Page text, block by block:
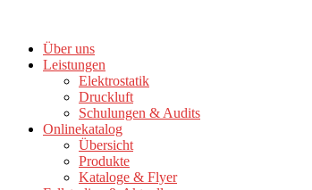
Über uns
Leistungen
Elektrostatik
Druckluft
Schulungen & Audits
Onlinekatalog
Übersicht
Produkte
Kataloge & Flyer